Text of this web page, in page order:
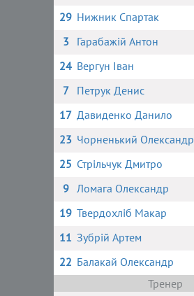
29 Нижник Спартак
3
Гарабажій Антон
24 Вергун Іван
7
Петрук Денис
17 Давиденко Данило
23 Чорненький Олександр
25 Стрільчук Дмитро
9 Ломага Олександр
19 Твердохліб Макар
11 Зубрій Артем
22 Балакай Олександр
Тренер